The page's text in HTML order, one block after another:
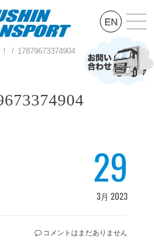
17879673374904
29
3月 2023
コメントはまだありません